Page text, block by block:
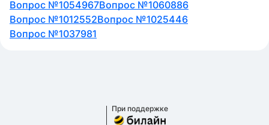
Вопрос №1054967Вопрос №1060886
Вопрос №1012552Вопрос №1025446
Вопрос №1037981
При поддержке